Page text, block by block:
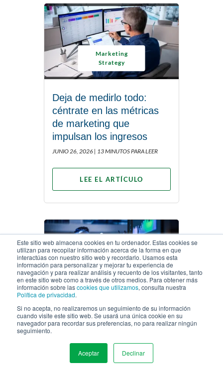
Este sitio web almacena cookies en tu ordenador. Estas cookies se
utilizan para recopilar información acerca de la forma en que
interactúas con nuestro sitio web y recordarlo. Usamos esta
información para personalizar y mejorar tu experiencia de
navegación y para realizar análisis y recuento de los visitantes, tanto
en este sitio web como a través de otros medios. Para obtener más
información sobre lascookies que utilizamos, consulta nuestra
Política de privacidad.
Si no acepta, no realizaremos un seguimiento de su información
cuando visite este sitio web. Se usará una única cookie en su
navegador para recordar sus preferencias, no para realizar ningún
seguimiento.
Aceptar Declinar
Marketing
Strategy
Deja de medirlo todo:
céntrate en las métricas
de marketing que
impulsan los ingresos
JUNIO 26, 2026 | 13 MINUTOS PARA LEER
LEE EL ARTÍCULO
Marketing
Strategy
Más de la mitad del tráfico
web no es humano. Es
métricas de rendimiento.